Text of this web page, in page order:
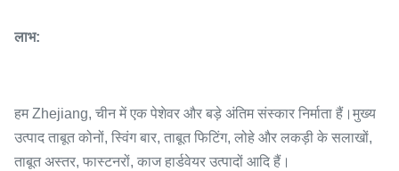
लाभ:
हम Zhejiang, चीन में एक पेशेवर और बड़े अंतिम संस्कार निर्माता हैं।मुख्य
उत्पाद ताबूत कोनों, स्विंग बार, ताबूत फिटिंग, लोहे और लकड़ी के सलाखों,
ताबूत अस्तर, फास्टनरों, काज हार्डवेयर उत्पादों आदि हैं।